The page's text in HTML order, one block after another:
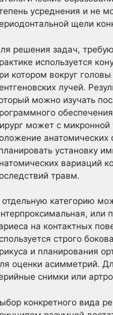
усреднения и не
щели
решения задач,
используется
котором вокруг
лучей.
можно изучать
может с микронной
установку
вариаций
травм.
отдельную категорию
или
на контактных
строго
и планирования
оценки асимметрий.
снимки или
конкретного вида